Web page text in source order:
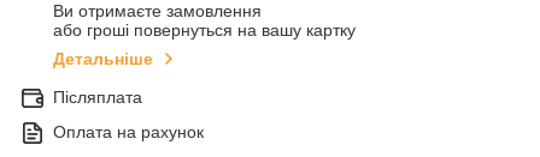
Ви отримаєте замовлення
або гроші повернуться на вашу картку
Детальніше
Післяплата
Оплата на рахунок